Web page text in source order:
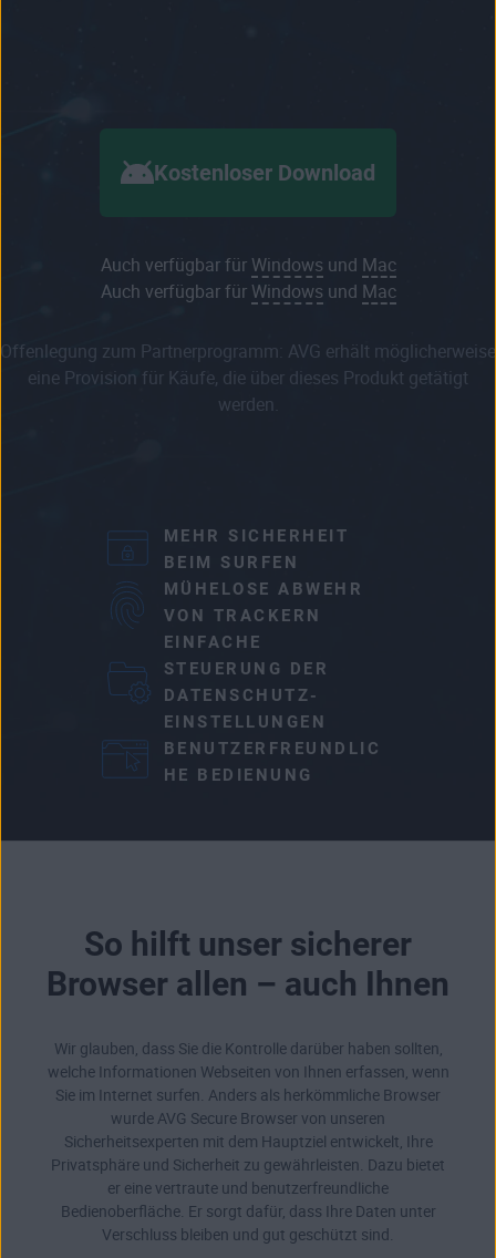
Kostenloser Download
Auch verfügbar für Windows und Mac
Auch verfügbar für Windows und Mac
Offenlegung zum Partnerprogramm: AVG erhält möglicherweise
eine Provision für Käufe, die über dieses Produkt getätigt
werden.
MEHR SICHERHEIT
BEIM SURFEN
MÜHELOSE ABWEHR
VON TRACKERN
EINFACHE
STEUERUNG DER
DATENSCHUTZ-
EINSTELLUNGEN
BENUTZERFREUNDLIC
HE BEDIENUNG
So hilft unser sicherer
Browser allen – auch Ihnen
Wir glauben, dass Sie die Kontrolle darüber haben sollten,
welche Informationen Webseiten von Ihnen erfassen, wenn
Sie im Internet surfen. Anders als herkömmliche Browser
wurde AVG Secure Browser von unseren
Sicherheitsexperten mit dem Hauptziel entwickelt, Ihre
Privatsphäre und Sicherheit zu gewährleisten. Dazu bietet
er eine vertraute und benutzerfreundliche
Bedienoberfläche. Er sorgt dafür, dass Ihre Daten unter
Verschluss bleiben und gut geschützt sind.